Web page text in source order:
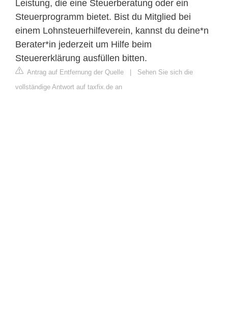
Leistung, die eine Steuerberatung oder ein
Steuerprogramm bietet. Bist du Mitglied bei
einem Lohnsteuerhilfeverein, kannst du deine*n
Berater*in jederzeit um Hilfe beim
Steuererklärung ausfüllen bitten.
Antrag auf Entfernung der Quelle | Sehen Sie sich die
vollständige Antwort auf taxfix.de an